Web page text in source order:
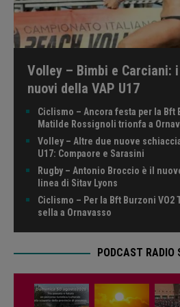
Volley – Bimbi e Carciani:
nuovi della VAP U17
Ciclismo – Ancora festa per la Bft
Matilde Rossignoli trionfa a
Volley – Altre due nuove
U17: Compaore e Sarasini
Rugby – Antonio Broccio è il
linea di Sitav Lyons
Ciclismo – Per la Bft Burzoni VO2
sella a Ornavasso
PODCAST RADIO